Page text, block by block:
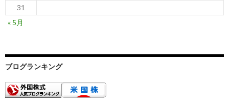
31
« 5月
ブログランキング